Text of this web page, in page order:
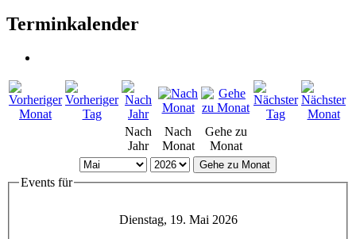
Terminkalender
Nach
Jahr
Nach
Monat
Gehe zu
Monat
Gehe zu Monat
Events für
Dienstag, 19. Mai 2026